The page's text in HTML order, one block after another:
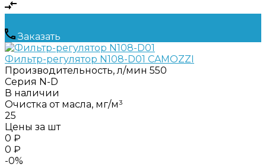
Заказать
Фильтр-регулятор N108-D01 CAMOZZI
Производительность, л/мин 550
Серия N-D
В наличии
Очистка от масла, мг/м³
25
Цены за шт
0 ₽
0 ₽
-0%